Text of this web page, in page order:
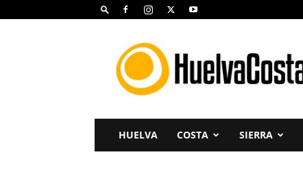
Huelva
Costa
HUELVA COSTA SIERRA